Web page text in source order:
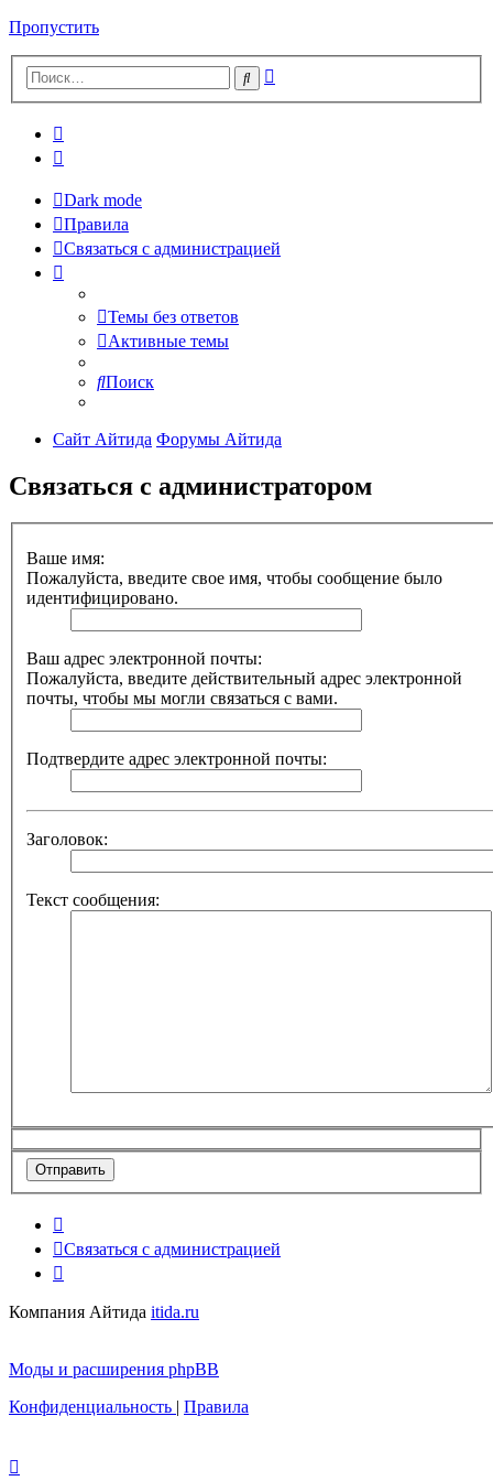
Пропустить
Поиск
Dark mode
Правила
Связаться с администрацией
Темы без ответов
Активные темы
Поиск
Сайт Айтида Форумы Айтида
Связаться с администратором
Ваше имя:
Пожалуйста, введите свое имя, чтобы сообщение было
идентифицировано.
Ваш адрес электронной почты:
Пожалуйста, введите действительный адрес электронной
почты, чтобы мы могли связаться с вами.
Подтвердите адрес электронной почты:
Заголовок:
Текст сообщения:
Связаться с администрацией
Компания Айтида itida.ru
Моды и расширения phpBB
Конфиденциальность | Правила